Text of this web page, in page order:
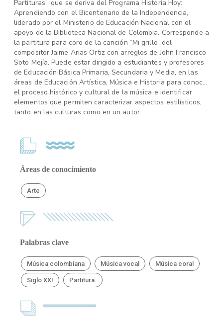
Partituras”, que se deriva del Programa Historia Hoy:
Aprendiendo con el Bicentenario de la Independencia,
liderado por el Ministerio de Educación Nacional con el
apoyo de la Biblioteca Nacional de Colombia. Corresponde a
la partitura para coro de la canción “Mi grillo” del
compositor Jaime Arias Ortiz con arreglos de John Francisco
Soto Mejía. Puede estar dirigido a estudiantes y profesores
de Educación Básica Primaria, Secundaria y Media, en las
áreas de Educación Artística, Música e Historia para conocer
el proceso histórico y cultural de la música e identificar
elementos que permiten caracterizar aspectos estilísticos,
tanto en las culturas como en un autor.
Áreas de conocimiento
Arte
Palabras clave
Música colombiana Música vocal Música coral
Siglo XXI Partitura.